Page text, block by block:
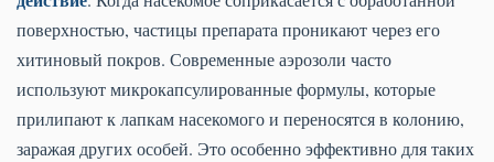
поверхностью, частицы препарата проникают через его
хитиновый покров. Современные аэрозоли часто
используют микрокапсулированные формулы, которые
прилипают к лапкам насекомого и переносятся в колонию,
заражая других особей. Это особенно эффективно для таких